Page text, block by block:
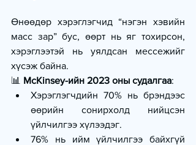
Өнөөдөр хэрэглэгчид “нэгэн хэвийн
масс зар” бус, өөрт нь яг тохирсон,
хэрэглээтэй нь уялдсан мессежийг
хүсэж байна.
📊 McKinsey-ийн 2023 оны судалгаа:
Хэрэглэгчдийн 70% нь брэндээс
өөрийн сонирхолд нийцсэн
үйлчилгээ хүлээдэг.
76% нь ийм үйлчилгээ байхгүй